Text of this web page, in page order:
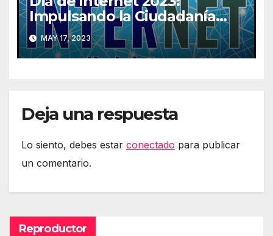
Impulsando la Ciudadanía
Digital
MAY 17, 2023
Deja una respuesta
Lo siento, debes estar conectado para publicar
un comentario.
Reproductor